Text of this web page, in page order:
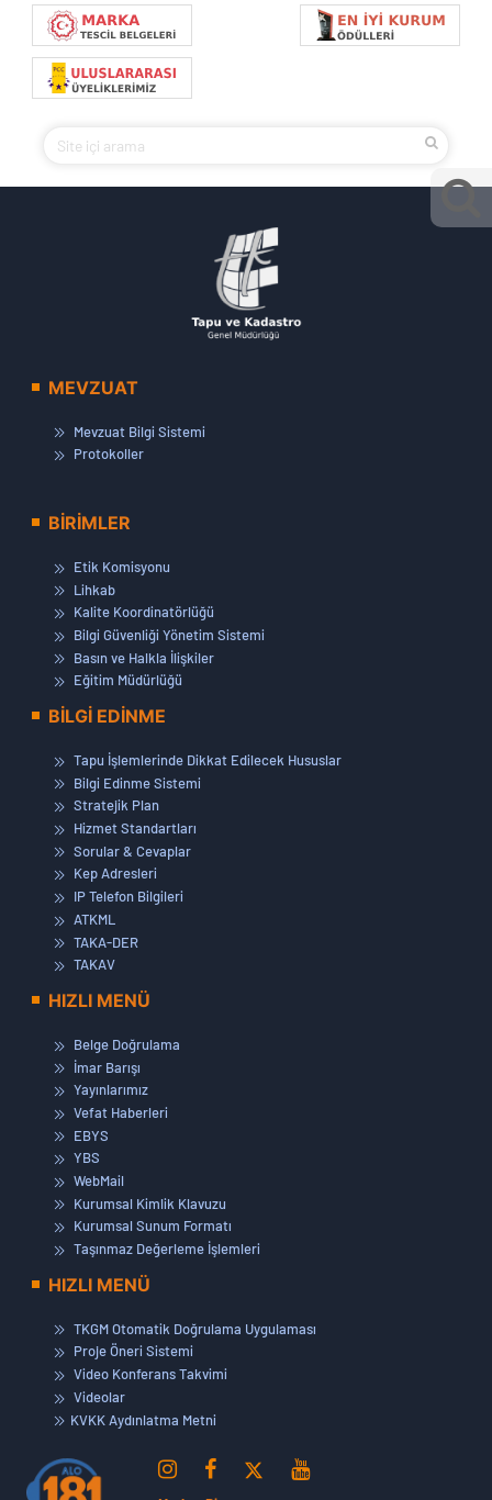
MEVZUAT
Mevzuat Bilgi Sistemi
Protokoller
BİRİMLER
Etik Komisyonu
Lihkab
Kalite Koordinatörlüğü
Bilgi Güvenliği Yönetim Sistemi
Basın ve Halkla İlişkiler
Eğitim Müdürlüğü
BİLGİ EDİNME
Tapu İşlemlerinde Dikkat Edilecek Hususlar
Bilgi Edinme Sistemi
Stratejik Plan
Hizmet Standartları
Sorular & Cevaplar
Kep Adresleri
IP Telefon Bilgileri
ATKML
TAKA-DER
TAKAV
HIZLI MENÜ
Belge Doğrulama
İmar Barışı
Yayınlarımız
Vefat Haberleri
EBYS
YBS
WebMail
Kurumsal Kimlik Klavuzu
Kurumsal Sunum Formatı
Taşınmaz Değerleme İşlemleri
HIZLI MENÜ
TKGM Otomatik Doğrulama Uygulaması
Proje Öneri Sistemi
Video Konferans Takvimi
Videolar
KVKK Aydınlatma Metni